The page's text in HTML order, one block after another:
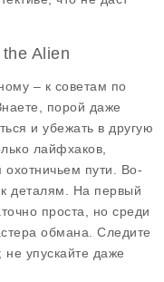
Alien
– к советам по
порой даже
и убежать в другую
лайфхаков,
пути. Во-
деталям. На первый
проста, но среди
обмана. Следите
упускайте даже